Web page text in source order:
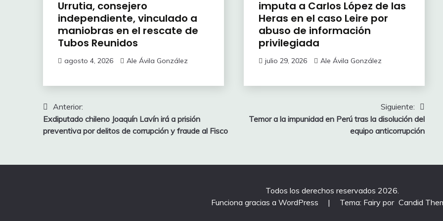
Urrutia, consejero
independiente, vinculado a
maniobras en el rescate de
Tubos Reunidos
agosto 4, 2026 Ale Ávila González
imputa a Carlos López de las
Heras en el caso Leire por
abuso de información
privilegiada
julio 29, 2026 Ale Ávila González
Navegación
de
Anterior:
Exdiputado chileno Joaquín Lavín irá a prisión
preventiva por delitos de corrupción y fraude al Fisco
Siguiente:
Temor a la impunidad en Perú tras la disolución del
equipo anticorrupción
Todos los derechos reservados 2026.
Funciona gracias a WordPress
| Tema: Fairy por Candid